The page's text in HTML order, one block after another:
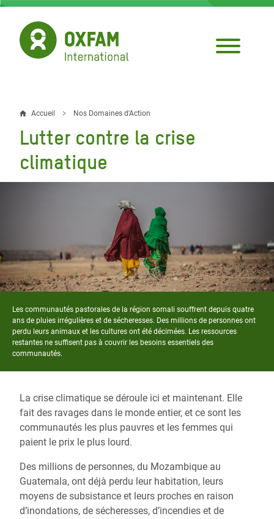
Aller
contenu
principal
Fil
d'Ariane
Accueil Nos Domaines d'Action
Lutter contre la crise
climatique
Les communautés pastorales de la région somali souffrent depuis quatre
ans de pluies irrégulières et de sécheresses. Des millions de personnes ont
perdu leurs animaux et les cultures ont été décimées. Les ressources
restantes ne suffisent pas à couvrir les besoins essentiels des
communautés.
La crise climatique se déroule ici et maintenant. Elle
fait des ravages dans le monde entier, et ce sont les
communautés les plus pauvres et les femmes qui
paient le prix le plus lourd.
Des millions de personnes, du Mozambique au
Guatemala, ont déjà perdu leur habitation, leurs
moyens de subsistance et leurs proches en raison
d’inondations, de sécheresses, d’incendies et de